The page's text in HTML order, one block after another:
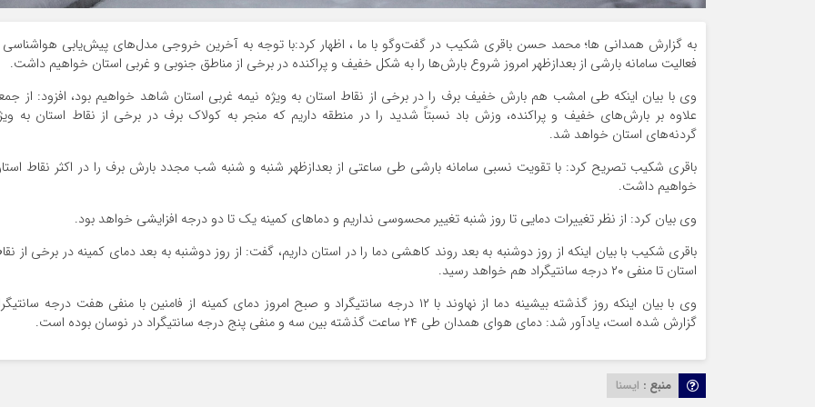
به گزارش همدانی ها؛ محمد حسن باقری شکیب در گفت‌وگو با ما ، اظهار کرد:با توجه به آخرین خروجی مدل‌های پیش‌یابی هواشناسی
فعالیت سامانه بارشی از بعدازظهر امروز شروع بارش‌ها را به شکل خفیف و پراکنده در برخی از مناطق جنوبی و غربی استان خواهیم داشت.
وی با بیان اینکه طی امشب هم بارش خفیف برف را در برخی از نقاط استان به ویژه نیمه غربی استان شاهد خواهیم بود، افزود: از
علاوه بر بارش‌های خفیف و پراکنده، وزش باد نسبتاً شدید را در منطقه داریم که منجر به کولاک برف در برخی از نقاط استان به
گردنه‌های استان خواهد شد.
باقری شکیب تصریح کرد: با تقویت نسبی سامانه بارشی طی ساعتی از بعدازظهر شنبه و شنبه شب مجدد بارش برف را در اکثر نقاط
خواهیم داشت.
وی بیان کرد: از نظر تغییرات دمایی تا روز شنبه تغییر محسوسی نداریم و دماهای کمینه یک تا دو درجه افزایشی خواهد بود.
باقری شکیب با بیان اینکه از روز دوشنبه به بعد روند کاهشی دما را در استان داریم، گفت: از روز دوشنبه به بعد دمای کمینه در برخی از
استان تا منفی ۲۰ درجه سانتیگراد هم خواهد رسید.
وی با بیان اینکه روز گذشته بیشینه دما از نهاوند با ۱۲ درجه سانتیگراد و صبح امروز دمای کمینه از فامنین با منفی هفت درجه
گزارش شده است، یادآور شد: دمای هوای همدان طی ۲۴ ساعت گذشته بین سه و منفی پنج درجه سانتیگراد در نوسان بوده است.
منبع : ایسنا